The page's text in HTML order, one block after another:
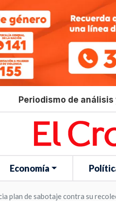
Periodismo de
Economía
plan de sabotaje contra su